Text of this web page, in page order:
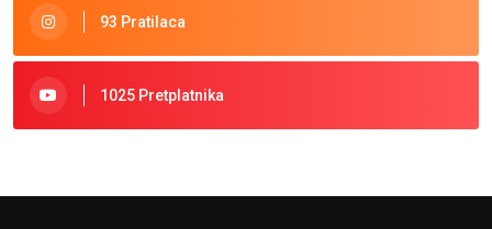
93 Pratilaca
1025 Pretplatnika